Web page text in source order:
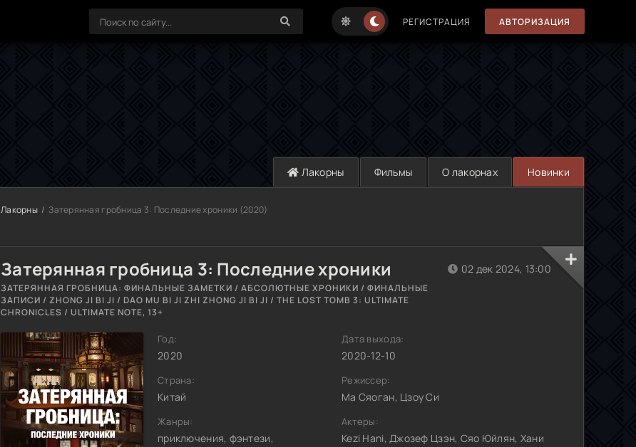
РЕГИСТРАЦИЯ АВТОРИЗАЦИЯ
Лакорны Фильмы О лакорнах Новинки
Лакорны Затерянная гробница 3: Последние хроники (2020)
Затерянная гробница 3: Последние хроники
ЗАТЕРЯННАЯ ГРОБНИЦА: ФИНАЛЬНЫЕ ЗАМЕТКИ / АБСОЛЮТНЫЕ ХРОНИКИ / ФИНАЛЬНЫЕ
ЗАПИСИ / ZHONG JI BI JI / DAO MU BI JI ZHI ZHONG JI BI JI / THE LOST TOMB 3: ULTIMATE
CHRONICLES / ULTIMATE NOTE, 13+
Год:
2020
Страна:
Китай
Жанры:
приключения, фэнтези,
02 дек 2024, 13:00
Дата выхода:
2020-12-10
Режиссер:
Ма Сяоган, Цзоу Си
Актеры:
Kezi Hani, Джозеф Цзэн, Сяо Юйлян, Хани